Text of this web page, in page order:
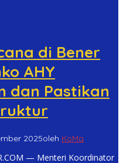
di Bener
AHY
dan Pastikan
2025oleh KoMa
— Menteri Koordinator